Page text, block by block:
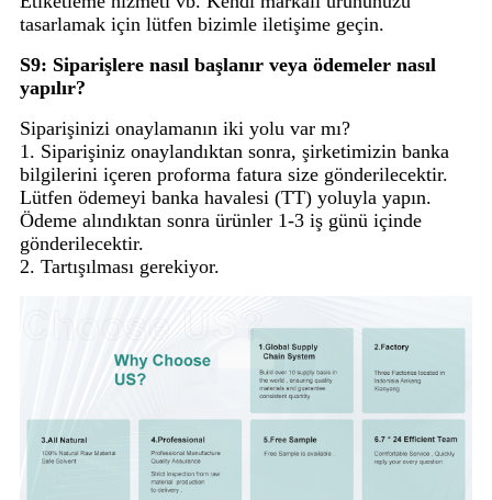
tasarlamak için lütfen bizimle iletişime geçin.
S9: Siparişlere nasıl başlanır veya ödemeler nasıl
yapılır?
Siparişinizi onaylamanın iki yolu var mı?
1. Siparişiniz onaylandıktan sonra, şirketimizin banka
bilgilerini içeren proforma fatura size gönderilecektir.
Lütfen ödemeyi banka havalesi (TT) yoluyla yapın.
Ödeme alındıktan sonra ürünler 1-3 iş günü içinde
gönderilecektir.
2. Tartışılması gerekiyor.